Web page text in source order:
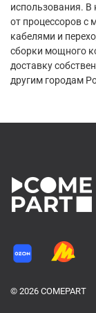
использования. В
от процессоров с
кабелями и
сборки мощного
доставку
другим городам
© 2026 COMEPART